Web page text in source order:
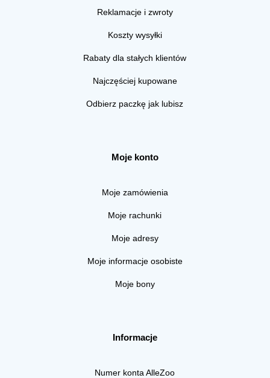
Reklamacje i zwroty
Koszty wysyłki
Rabaty dla stałych klientów
Najczęściej kupowane
Odbierz paczkę jak lubisz
Moje konto
Moje zamówienia
Moje rachunki
Moje adresy
Moje informacje osobiste
Moje bony
Informacje
Numer konta AlleZoo